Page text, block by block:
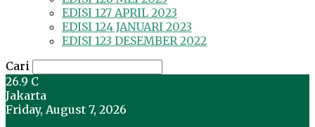
EDISI 127 APRIL 2023
EDISI 124 JANUARI 2023
EDISI 123 DESEMBER 2022
Cari
26.9 C
Jakarta
Friday, August 7, 2026